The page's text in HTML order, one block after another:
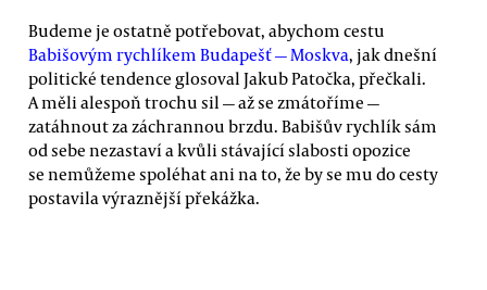
Budeme je ostatně potřebovat, abychom cestu
Babišovým rychlíkem Budapešť — Moskva, jak dnešní
politické tendence glosoval Jakub Patočka, přečkali.
A měli alespoň trochu sil — až se zmátoříme —
zatáhnout za záchrannou brzdu. Babišův rychlík sám
od sebe nezastaví a kvůli stávající slabosti opozice
se nemůžeme spoléhat ani na to, že by se mu do cesty
postavila výraznější překážka.